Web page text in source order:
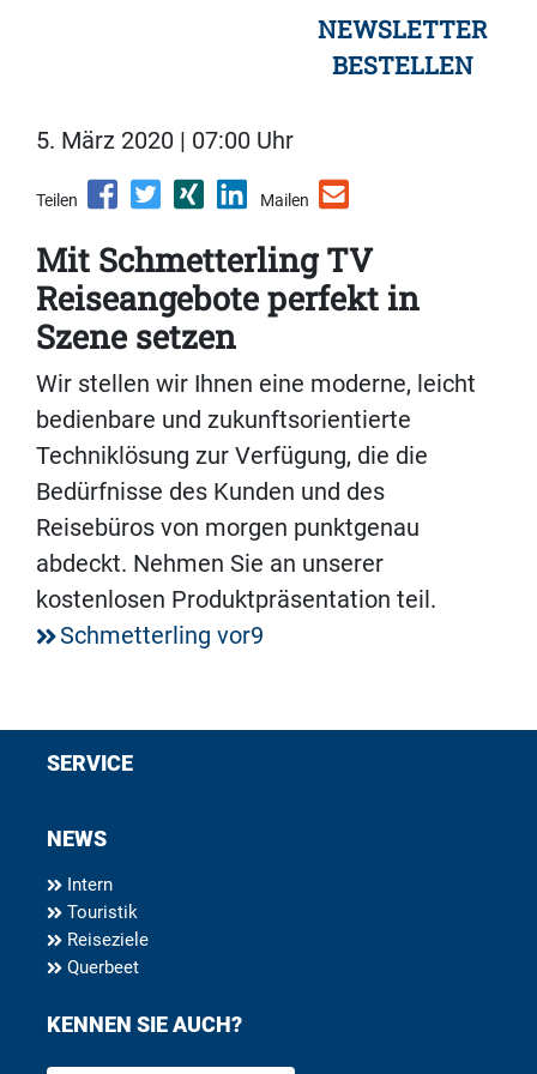
NEWSLETTER
BESTELLEN
5. März 2020 | 07:00 Uhr
Teilen Mailen
Mit Schmetterling TV
Reiseangebote perfekt in
Szene setzen
Wir stellen wir Ihnen eine moderne, leicht
bedienbare und zukunftsorientierte
Techniklösung zur Verfügung, die die
Bedürfnisse des Kunden und des
Reisebüros von morgen punktgenau
abdeckt. Nehmen Sie an unserer
kostenlosen Produktpräsentation teil.
Schmetterling vor9
SERVICE
NEWS
Intern
Touristik
Reiseziele
Querbeet
KENNEN SIE AUCH?